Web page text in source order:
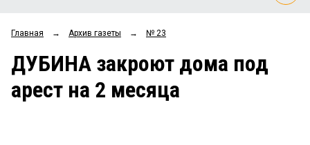
ОБЩЕСТВО
ЗАКОН
НОВОСТИ КОМПАНИЙ
Рейтинги
Главная → Архив газеты → № 23
ДУБИНА закроют дома под
арест на 2 месяца